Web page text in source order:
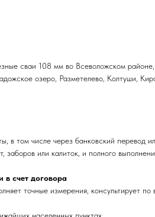
сваи 108 мм во Всеволожском
озеро, Разметелево, Колтуши,
в том числе через банковский перевод
или калиток, и полного
в счет договора
точные измерения, консультирует